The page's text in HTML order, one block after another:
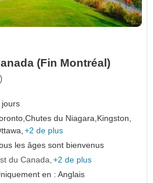
(Fin Montréal)
jours
Chutes du Niagara, Kingston,
+2 de plus
les âges sont bienvenus
du Canada +2 de plus
en : Anglais